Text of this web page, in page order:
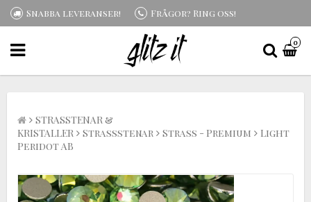
Snabba leveranser! Frågor? Ring oss!
0
STRASSTENAR &
KRISTALLER
Strassstenar Strass - Premium
Light
Peridot AB